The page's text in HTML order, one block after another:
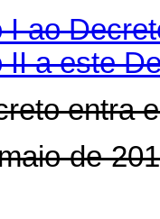
I ao
II a este
entra
de